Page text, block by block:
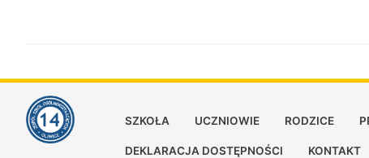
SZKOŁA UCZNIOWIE RODZICE
DEKLARACJA DOSTĘPNOŚCI KONTAKT